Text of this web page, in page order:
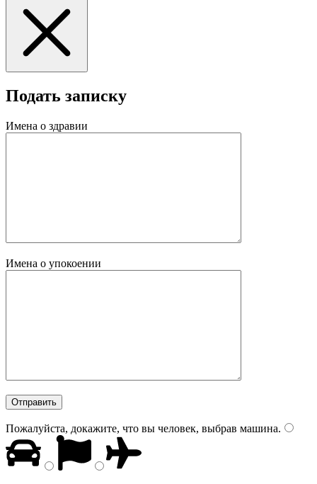
Подать записку
Имена о здравии
Имена о упокоении
Пожалуйста, докажите, что вы человек, выбрав машина.